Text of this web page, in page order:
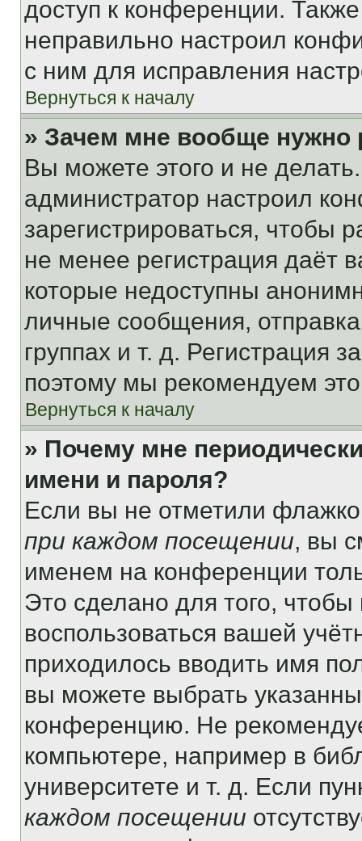
доступ к конференции.
неправильно настроил
с ним для исправления
Вернуться к началу
» Зачем мне вообще нужно
Вы можете этого и не
администратор настроил
зарегистрироваться, чтобы
не менее регистрация даёт
которые недоступны
личные сообщения,
группах и т. д. Регистрация
поэтому мы рекомендуем
Вернуться к началу
» Почему мне
имени и пароля?
Если вы не отметили
при каждом посещении, вы
именем на конференции
Это сделано для того, чтобы
воспользоваться вашей
приходилось вводить имя
вы можете выбрать
конференцию. Не
компьютере, например в
университете и т. д. Если
каждом посещении